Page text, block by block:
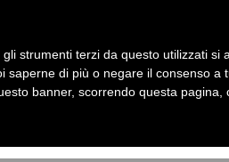
www/wp-content/
non-object in/home/
strumenti terzi da questo utilizzati
saperne di più o negare il consenso a
banner, scorrendo questa